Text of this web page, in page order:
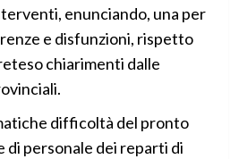
enunciando, una per
e disfunzioni, rispetto
chiarimenti dalle
difficoltà del pronto
di personale dei reparti di